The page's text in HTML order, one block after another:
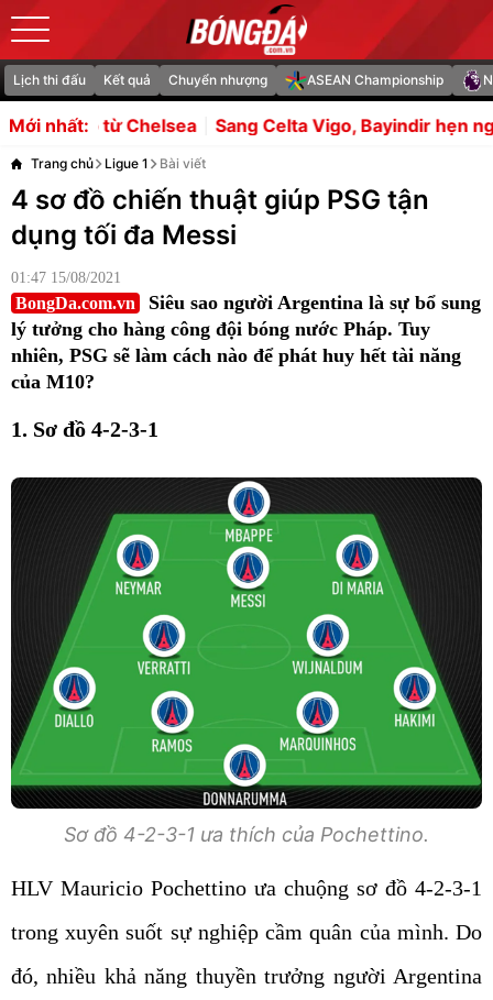
Lịch thi đấu Kết quả Chuyển nhượng ASEAN Championship
Mới nhất:Sang Celta Vigo, Bayindir hẹn ngày gặp lại fan
Trang chủ Ligue 1 Bài viết
4 sơ đồ chiến thuật giúp PSG tận
dụng tối đa Messi
01:47 15/08/2021
BongDa.com.vn
Siêu sao người Argentina là sự bổ sung
lý tưởng cho hàng công đội bóng nước Pháp. Tuy
nhiên, PSG sẽ làm cách nào để phát huy hết tài năng
của M10?
1. Sơ đồ 4-2-3-1
Sơ đồ 4-2-3-1 ưa thích của Pochettino.
HLV Mauricio Pochettino ưa chuộng sơ đồ 4-2-3-1
trong xuyên suốt sự nghiệp cầm quân của mình. Do
đó, nhiều khả năng thuyền trưởng người Argentina